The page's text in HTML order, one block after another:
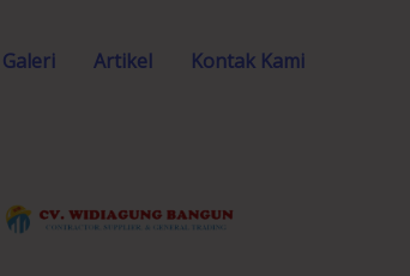
Galeri Artikel Kontak Kami